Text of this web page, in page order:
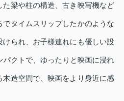
梁や柱の構造、古き映写機など
でタイムスリップしたかのような
られ、お子様連れにも優しい設
パクトで、ゆったりと映画に浸れ
木造空間で、映画をより身近に感